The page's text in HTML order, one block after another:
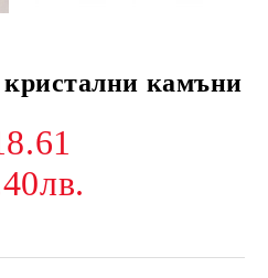
камъни